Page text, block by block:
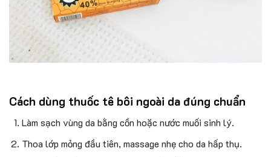
Cách dùng thuốc tê bôi ngoài da đúng chuẩn
Làm sạch vùng da bằng cồn hoặc nước muối sinh lý.
Thoa lớp mỏng đầu tiên, massage nhẹ cho da hấp thụ.